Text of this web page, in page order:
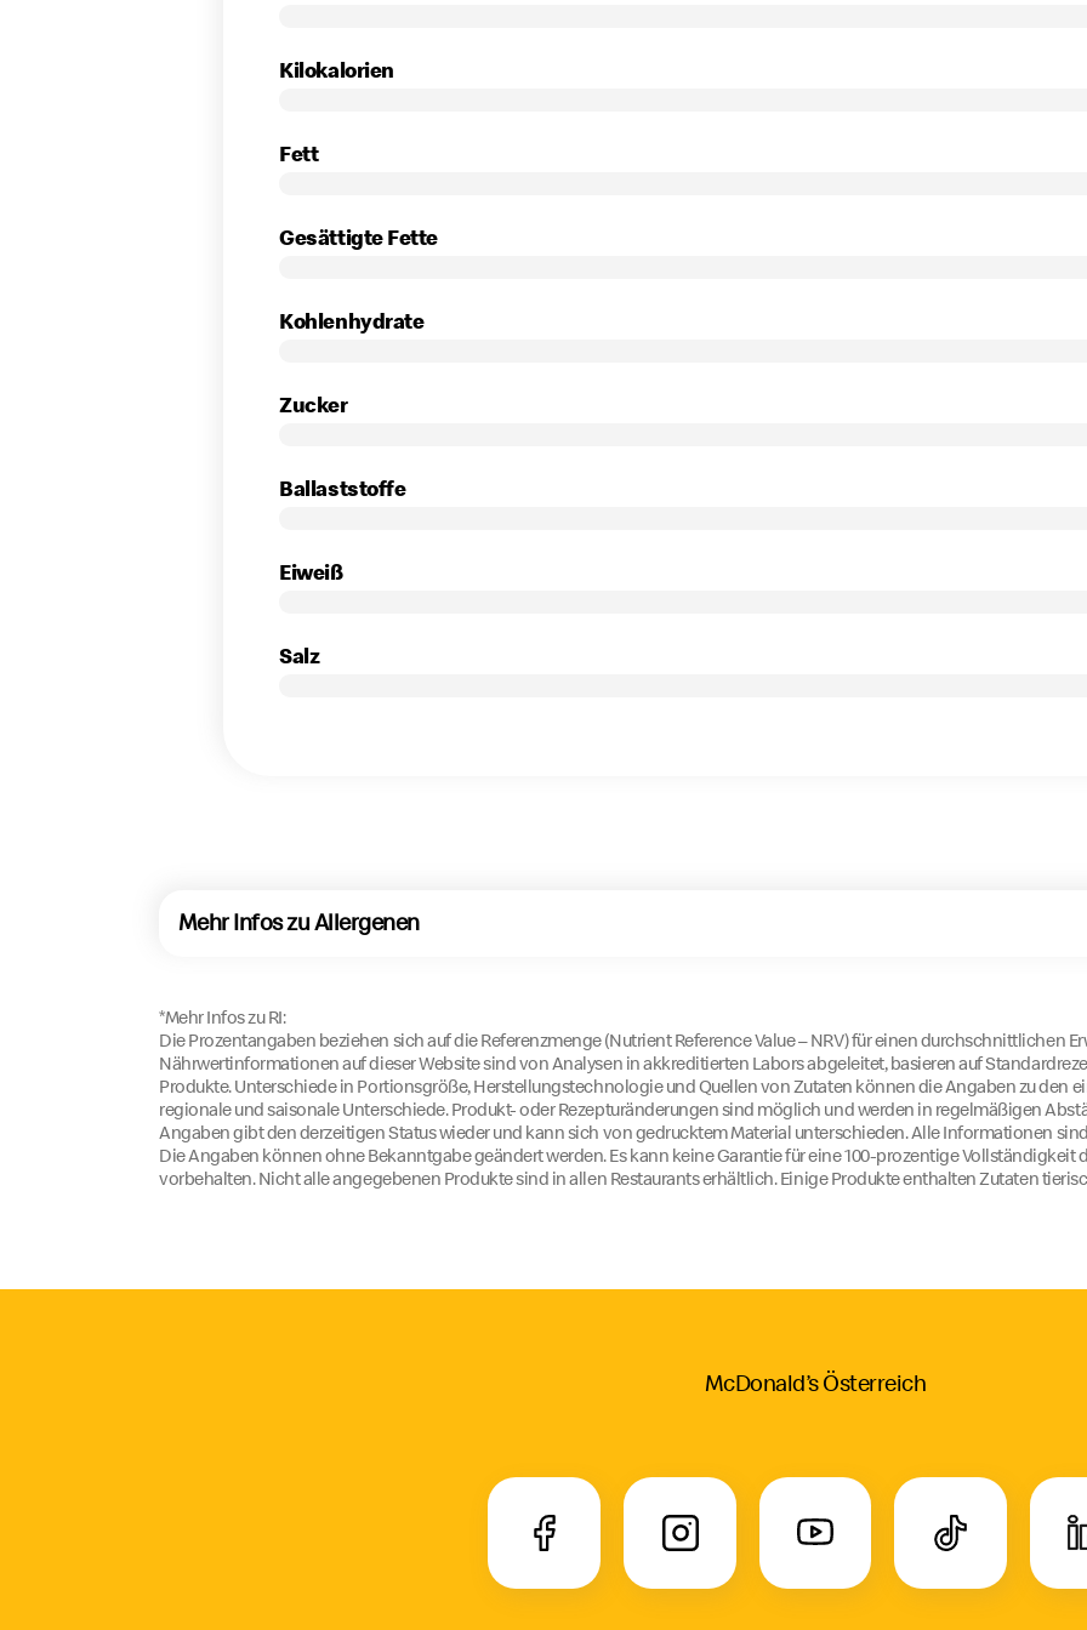
Kilokalorien
Fett
Gesättigte Fette
Kohlenhydrate
Zucker
Ballaststoffe
Eiweiß
Salz
Mehr Infos zu Allergenen
*Mehr Infos zu RI:
Die Prozentangaben beziehen sich auf die Referenzmenge (Nutrient Reference Value – NRV) für einen durchschnittlichen
Nährwertinformationen auf dieser Website sind von Analysen in akkreditierten Labors abgeleitet, basieren auf
Produkte. Unterschiede in Portionsgröße, Herstellungstechnologie und Quellen von Zutaten können die Angaben zu den
regionale und saisonale Unterschiede. Produkt- oder Rezepturänderungen sind möglich und werden in regelmäßigen
Angaben gibt den derzeitigen Status wieder und kann sich von gedrucktem Material unterschieden. Alle Informationen
Die Angaben können ohne Bekanntgabe geändert werden. Es kann keine Garantie für eine 100-prozentige
vorbehalten. Nicht alle angegebenen Produkte sind in allen Restaurants erhältlich. Einige Produkte enthalten Zutaten
McDonald’s Österreich